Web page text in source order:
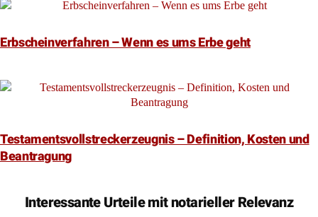
Erbscheinverfahren – Wenn es ums Erbe geht
Testamentsvollstreckerzeugnis – Definition, Kosten und
Beantragung
Interessante Urteile mit notarieller Relevanz